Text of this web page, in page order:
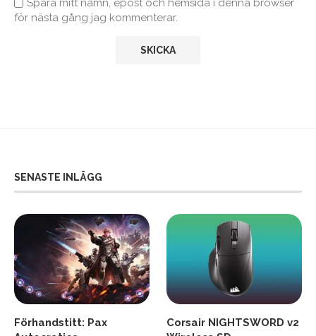
Spara mitt namn, epost och hemsida i denna browser
för nästa gång jag kommenterar.
SENASTE INLÄGG
Förhandstitt: Pax
Corsair NIGHTSWORD v2